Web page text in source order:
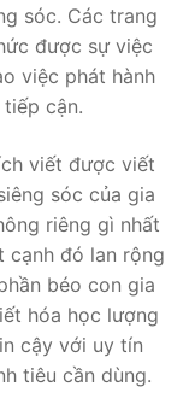
sóc. Các trang
được sự việc
việc phát hành
cận.
viết được viết
sóc của gia
riêng gì nhất
cạnh đó lan rộng
béo con gia
hóa học lượng
cậy với uy tín
tiêu cần dùng.